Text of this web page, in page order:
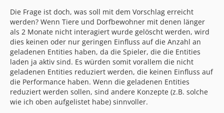
Die Frage ist doch, was soll mit dem Vorschlag erreicht
werden? Wenn Tiere und Dorfbewohner mit denen länger
als 2 Monate nicht interagiert wurde gelöscht werden, wird
dies keinen oder nur geringen Einfluss auf die Anzahl an
geladenen Entities haben, da die Spieler, die die Entities
laden ja aktiv sind. Es würden somit vorallem die nicht
geladenen Entities reduziert werden, die keinen Einfluss auf
die Performance haben. Wenn die geladenen Entities
reduziert werden sollen, sind andere Konzepte (z.B. solche
wie ich oben aufgelistet habe) sinnvoller.